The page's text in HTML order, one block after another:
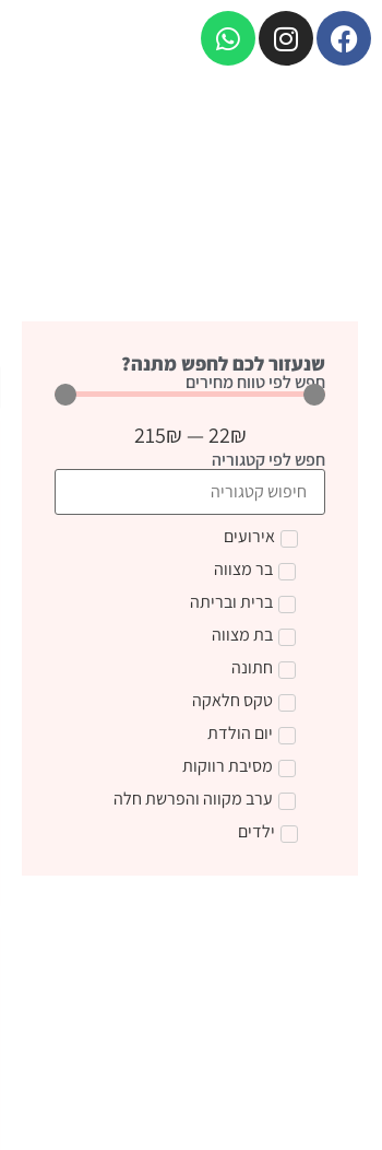
שנעזור לכם לחפש מתנה?
חפש לפי טווח מחירים
22₪
—
215₪
חפש לפי קטגוריה
אירועים
בר מצווה
ברית ובריתה
בת מצווה
חתונה
טקס חלאקה
יום הולדת
מסיבת רווקות
ערב מקווה והפרשת חלה
ילדים